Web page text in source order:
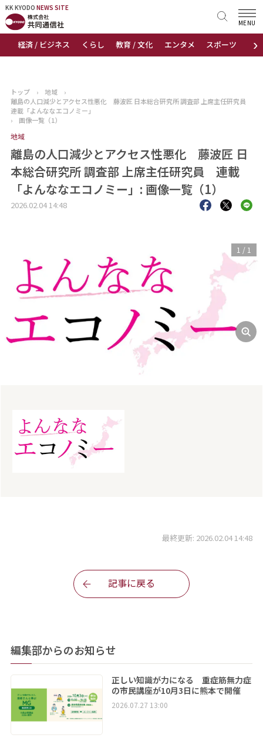
KK KYODO NEWS SITE
›
経済 / ビジネス くらし 教育 / 文化 エンタメ スポーツ 地域
MENU
KK KYODONEWS SITE
トップページ
ニュース
おすすめコンテンツ
出版物
会社概要
トップ › 地域
›
離島の人口減少とアクセス性悪化 藤波匠 日本総合研究所 調査部 上席主任研究員
連載「よんななエコノミー」
›
画像一覧（1）
地域
離島の人口減少とアクセス性悪化 藤波匠 日
本総合研究所 調査部 上席主任研究員 連載
「よんななエコノミー」: 画像一覧（1）
2026.02.04 14:48
1 / 1
最終更新: 2026.02.04 14:48
記事に戻る
編集部からのお知らせ
正しい知識が力になる 重症筋無力症
の市民講座が10月3日に熊本で開催
2026.07.27 13:00